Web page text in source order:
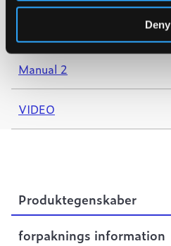
Deny
Manual 2
VIDEO
Produktegenskaber
forpaknings information